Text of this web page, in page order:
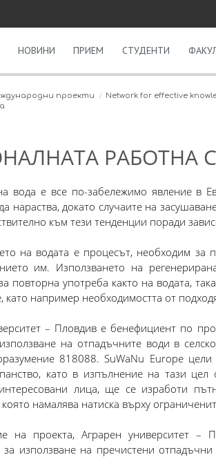
НОВИНИ ПРИЕМ СТУДЕНТИ
проекти
Network for effective
РАБОТНА
вода е все по-забележимо явление в
нараства, докато случаите на
към тези тенденции поради
на водата е процесът, необходим за
им. Използването на
повторна употреба както на водата,
като например необходимостта от
– Пловдив е бенефициент по
на отпадъчните води в
818088. SuWaNu Europe
като в изпълнение на тази
лица, ще се изработи
намалява натиска върху
на проекта, Аграрен университет –
за използване на пречистени